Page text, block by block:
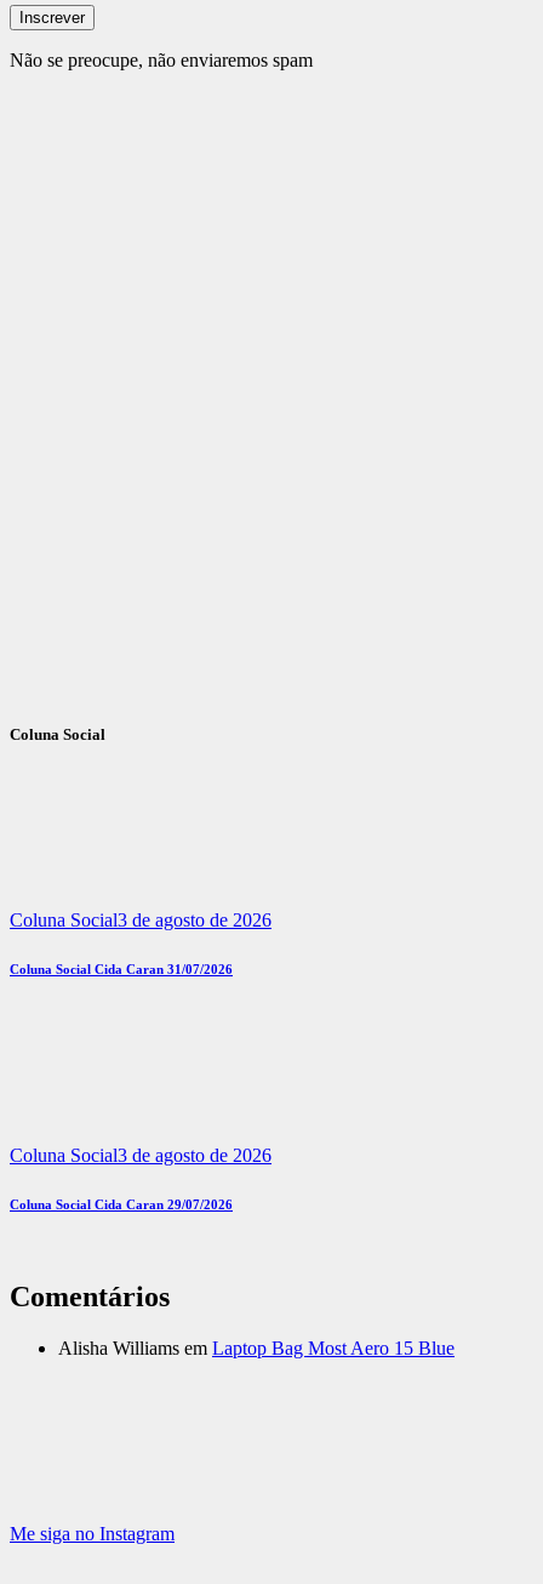
Não se preocupe, não enviaremos spam
Coluna Social
Coluna Social3 de agosto de 2026
Coluna Social Cida Caran 31/07/2026
Coluna Social3 de agosto de 2026
Coluna Social Cida Caran 29/07/2026
Comentários
Alisha Williams em Laptop Bag Most Aero 15 Blue
Me siga no Instagram